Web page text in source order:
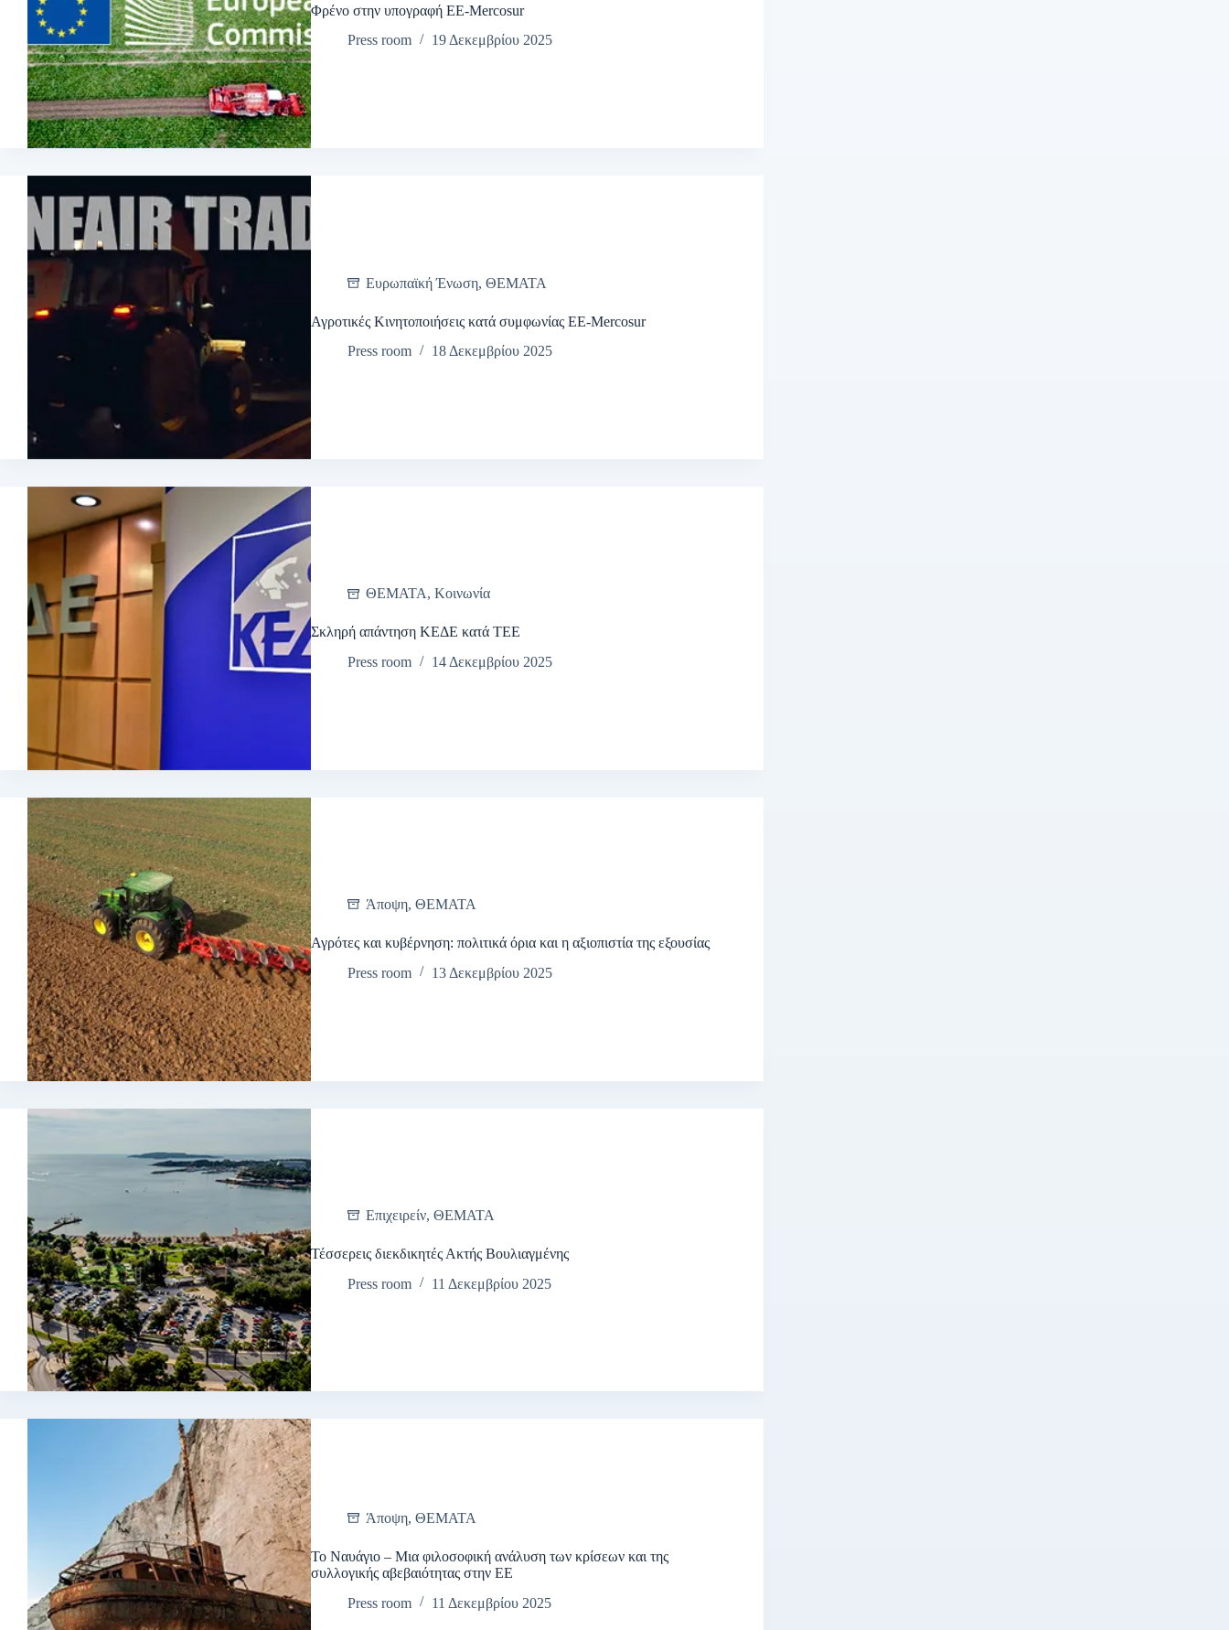
Φρένο στην υπογραφή ΕΕ-Mercosur
Press room
19 Δεκεμβρίου 2025
Ευρωπαϊκή Ένωση, ΘΕΜΑΤΑ
Αγροτικές Κινητοποιήσεις κατά συμφωνίας ΕΕ-Mercosur
Press room
18 Δεκεμβρίου 2025
ΘΕΜΑΤΑ, Κοινωνία
Σκληρή απάντηση ΚΕΔΕ κατά ΤΕΕ
Press room
14 Δεκεμβρίου 2025
Άποψη, ΘΕΜΑΤΑ
Αγρότες και κυβέρνηση: πολιτικά όρια και η αξιοπιστία της εξουσίας
Press room
13 Δεκεμβρίου 2025
Επιχειρείν, ΘΕΜΑΤΑ
Τέσσερεις διεκδικητές Ακτής Βουλιαγμένης
Press room
11 Δεκεμβρίου 2025
Άποψη, ΘΕΜΑΤΑ
Το Ναυάγιο – Μια φιλοσοφική ανάλυση των κρίσεων και της
συλλογικής αβεβαιότητας στην ΕΕ
Press room
11 Δεκεμβρίου 2025